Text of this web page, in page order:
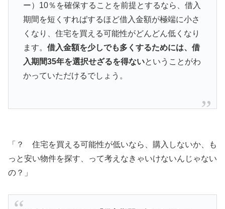
ー）10％を確保することを前提とするなら、借入
期間を短くすればするほど借入金額が極端に小さ
くなり、住宅を買える可能性がどんどん低くなり
ます。 借入金額を少しでも多くするためには、借
入期間35年を選択せざるを得ないということがわ
かっていただけるでしょう。
「？ 住宅を買える可能性が低いなら、購入しないか、も
っと安い物件を探す、って考えなきゃいけないんじゃない
の？」